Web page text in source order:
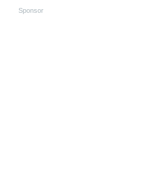
Sponsor